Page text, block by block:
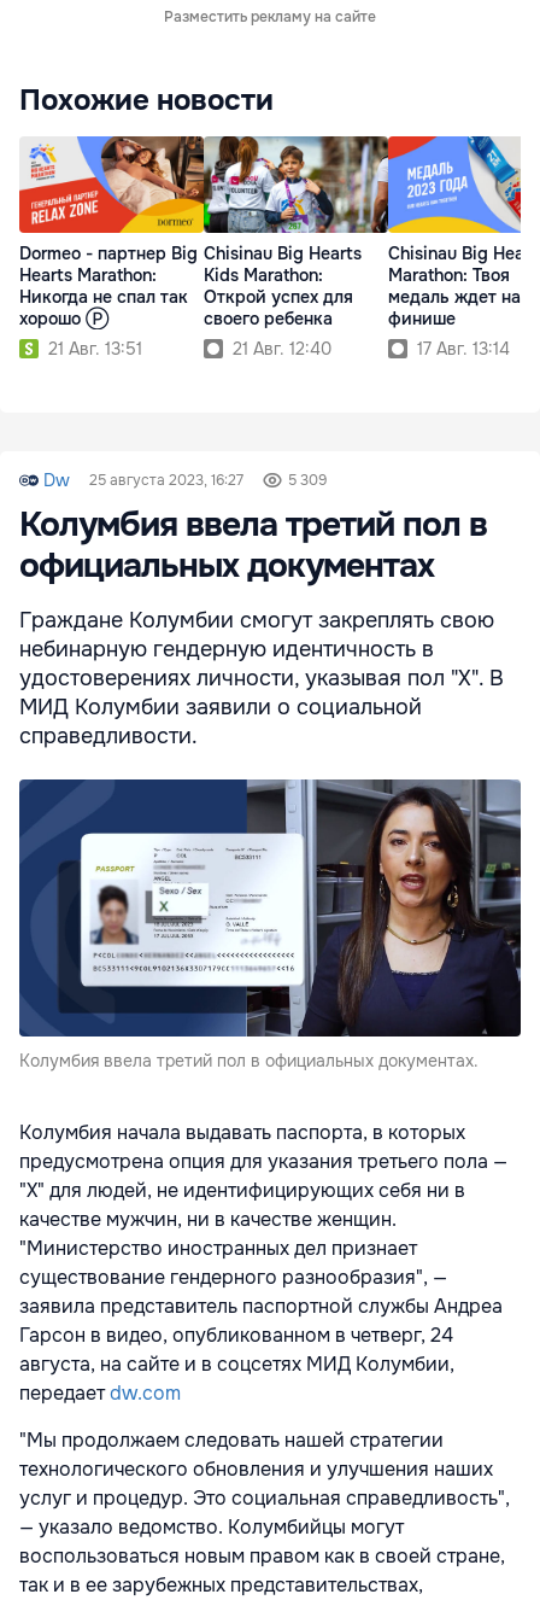
Разместить рекламу на сайте
Похожие новости
Dormeo - партнер Big
Hearts Marathon:
Никогда не спал так
хорошо Ⓟ
21 Авг. 13:51
Chisinau Big Hearts
Kids Marathon:
Открой успех для
своего ребенка
21 Авг. 12:40
Chisinau Big
Marathon: Твоя
медаль ждет на
финише
17 Авг. 13:14
Dw 25 августа 2023, 16:27 5 309
Колумбия ввела третий пол в
официальных документах
Граждане Колумбии смогут закреплять свою
небинарную гендерную идентичность в
удостоверениях личности, указывая пол "X". В
МИД Колумбии заявили о социальной
справедливости.
Колумбия ввела третий пол в официальных документах.
Колумбия начала выдавать паспорта, в которых
предусмотрена опция для указания третьего пола —
"X" для людей, не идентифицирующих себя ни в
качестве мужчин, ни в качестве женщин.
"Министерство иностранных дел признает
существование гендерного разнообразия", —
заявила представитель паспортной службы Андреа
Гарсон в видео, опубликованном в четверг, 24
августа, на сайте и в соцсетях МИД Колумбии,
передаетdw.com
"Мы продолжаем следовать нашей стратегии
технологического обновления и улучшения наших
услуг и процедур. Это социальная справедливость",
— указало ведомство. Колумбийцы могут
воспользоваться новым правом как в своей стране,
так и в ее зарубежных представительствах,